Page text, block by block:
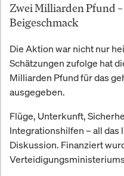
Zwei Milliarden Pfund
Beigeschmack
Die Aktion war nicht nur
Schätzungen zufolge hat
Milliarden Pfund für das
ausgegeben.
Flüge, Unterkunft,
Integrationshilfen – all
Diskussion. Finanziert